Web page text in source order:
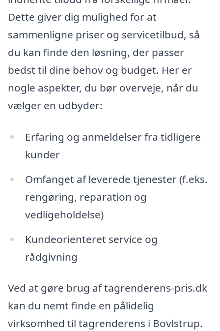
Dette giver dig mulighed for at
sammenligne priser og servicetilbud, så
du kan finde den løsning, der passer
bedst til dine behov og budget. Her er
nogle aspekter, du bør overveje, når du
vælger en udbyder:
Erfaring og anmeldelser fra tidligere
kunder
Omfanget af leverede tjenester (f.eks.
rengøring, reparation og
vedligeholdelse)
Kundeorienteret service og
rådgivning
Ved at gøre brug af tagrenderens-pris.dk
kan du nemt finde en pålidelig
virksomhed til tagrenderens i Bovlstrup.